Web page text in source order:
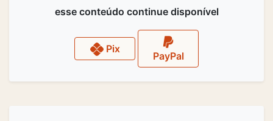
esse conteúdo continue disponível
Pix
PayPal